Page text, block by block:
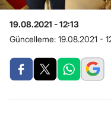
19.08.2021 - 12:13
Güncelleme: 19.08.2021 -